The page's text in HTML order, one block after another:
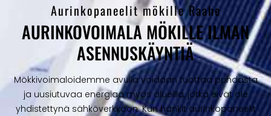
Aurinkopaneelit mökille Raahe
AURINKOVOIMALA MÖKILLE ILMAN
ASENNUSKÄYNTIÄ
Mökkivoimaloidemme avulla voidaan tuottaa puhdasta
ja uusiutuvaa energiaa myös alueilla, jotka eivät ole
yhdistettynä sähköverkkoon. Kun hankit aurinkopaneelit